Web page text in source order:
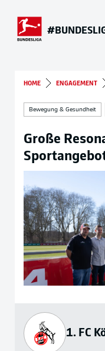
HOME ENGAGEMENT
Bewegung & Gesundheit
Große
1. FC